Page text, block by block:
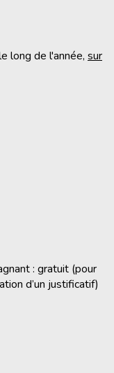
long de l'année, sur
: gratuit (pour
d’un justificatif)